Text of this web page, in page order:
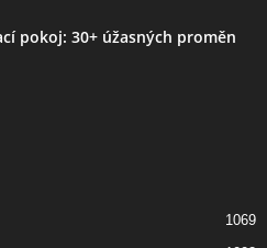
pokoj: 30+ úžasných proměn
1069